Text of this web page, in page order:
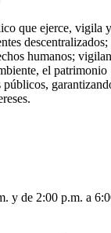
que ejerce, vigila y
descentralizados;
humanos; vigilan
el patrimonio
y de 2:00 p.m. a